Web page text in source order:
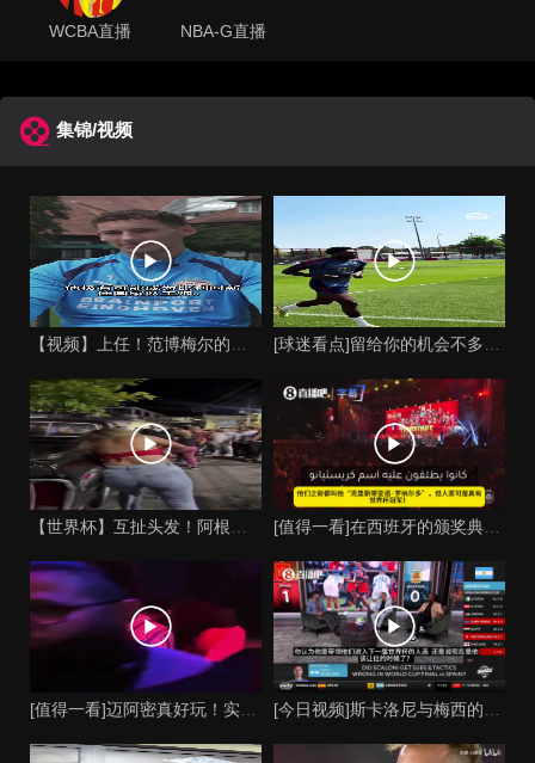
WCBA直播 NBA-G直播
集锦/视频